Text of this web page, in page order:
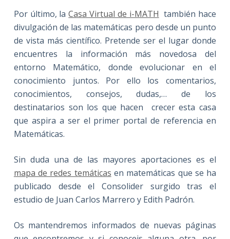
Por último, laCasa Virtual de i-MATH también hace
divulgación de las matemáticas pero desde un punto
de vista más científico. Pretende ser el lugar donde
encuentres la información más novedosa del
entorno Matemático, donde evolucionar en el
conocimiento juntos. Por ello los comentarios,
conocimientos, consejos, dudas,… de los
destinatarios son los que hacen crecer esta casa
que aspira a ser el primer portal de referencia en
Matemáticas.
Sin duda una de las mayores aportaciones es el
mapa de redes temáticas en matemáticas que se ha
publicado desde el Consolider surgido tras el
estudio de Juan Carlos Marrero y Edith Padrón.
Os mantendremos informados de nuevas páginas